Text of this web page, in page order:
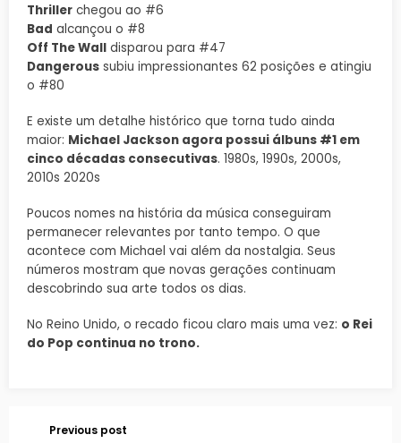
Thriller chegou ao #6
Bad alcançou o #8
Off The Wall disparou para #47
Dangerous subiu impressionantes 62 posições e atingiu
o #80
E existe um detalhe histórico que torna tudo ainda
maior: Michael Jackson agora possui álbuns #1 em
cinco décadas consecutivas. 1980s, 1990s, 2000s,
2010s 2020s
Poucos nomes na história da música conseguiram
permanecer relevantes por tanto tempo. O que
acontece com Michael vai além da nostalgia. Seus
números mostram que novas gerações continuam
descobrindo sua arte todos os dias.
No Reino Unido, o recado ficou claro mais uma vez: o Rei
do Pop continua no trono.
Previous post